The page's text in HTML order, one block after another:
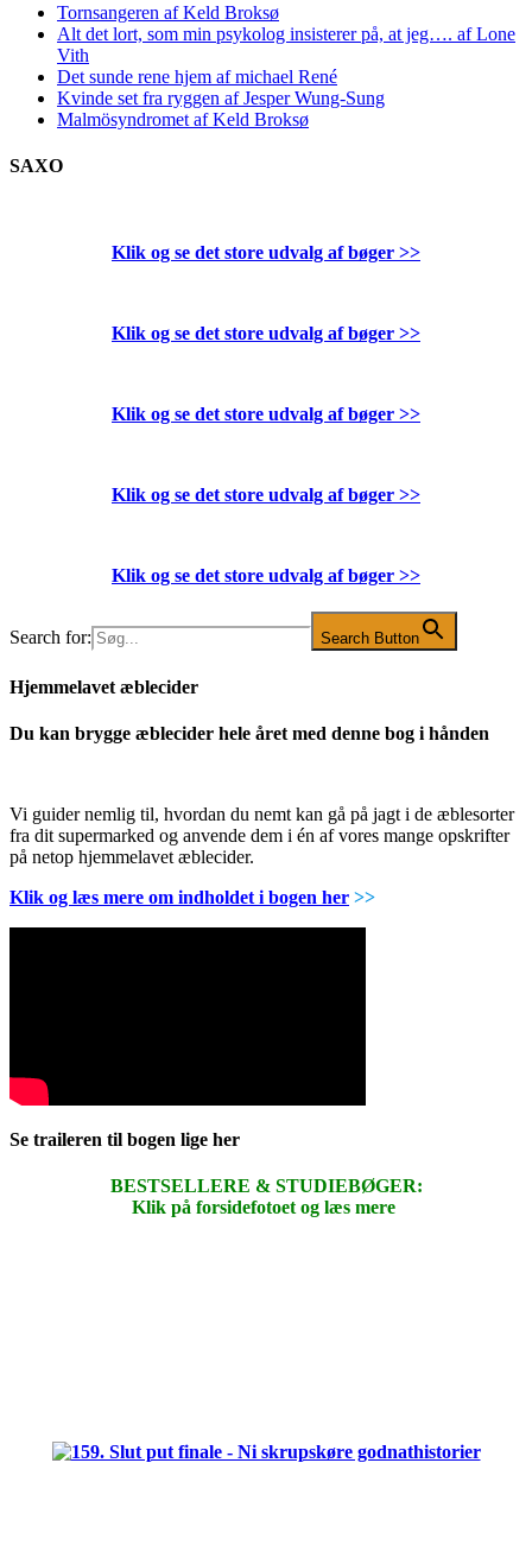
Tornsangeren af Keld Broksø
Alt det lort, som min psykolog insisterer på, at jeg…. af Lone
Vith
Det sunde rene hjem af michael René
Kvinde set fra ryggen af Jesper Wung-Sung
Malmösyndromet af Keld Broksø
SAXO
Klik og se det store udvalg af bøger >>
Klik og se det store udvalg af bøger >>
Klik og se det store udvalg af bøger >>
Klik og se det store udvalg af bøger >>
Klik og se det store udvalg af bøger >>
Search for: Search Button
Hjemmelavet æblecider
Du kan brygge æblecider hele året med denne bog i hånden
Vi guider nemlig til, hvordan du nemt kan gå på jagt i de æblesorter
fra dit supermarked og anvende dem i én af vores mange opskrifter
på netop hjemmelavet æblecider.
Klik og læs mere om indholdet i bogen her >>
Se traileren til bogen lige her
BESTSELLERE & STUDIEBØGER:
Klik på forsidefotoet og læs mere